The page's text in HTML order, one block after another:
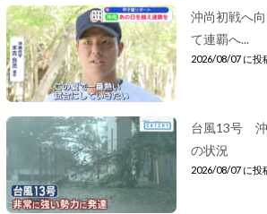
沖尚初戦へ
て連覇へ...
2026/08/07 に投
台風13号
の状況
2026/08/07 に投